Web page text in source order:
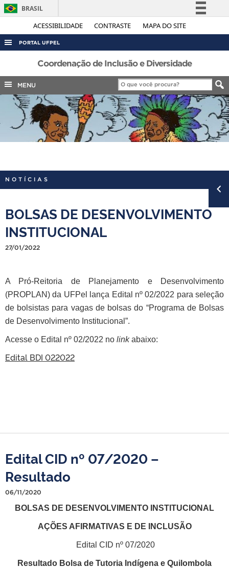
ACESSIBILIDADE CONTRASTE MAPA DO SITE
BRASIL
Simplifique!
Legislação
Canais
PORTAL UFPEL
ACESSO À INFORMAÇÃO
AUDITORIA
COBALTO
CONCURSOS
EDITAIS
PORTARIAS
Coordenação de Inclusão e Diversidade
MENU
NOTÍCIAS
BOLSAS DE DESENVOLVIMENTO
INSTITUCIONAL
27/01/2022
A Pró-Reitoria de Planejamento e Desenvolvimento
(PROPLAN) da UFPel lança Edital nº 02/2022 para seleção
de bolsistas para vagas de bolsas do “Programa de Bolsas
de Desenvolvimento Institucional”.
Acesse o Edital nº 02/2022 no linkabaixo:
Edital BDI 022022
Edital CID nº 07/2020 –
Resultado
06/11/2020
BOLSAS DE DESENVOLVIMENTO INSTITUCIONAL
AÇÕES AFIRMATIVAS E DE INCLUSÃO
Edital CID nº 07/2020
Resultado Bolsa de Tutoria Indígena e Quilombola